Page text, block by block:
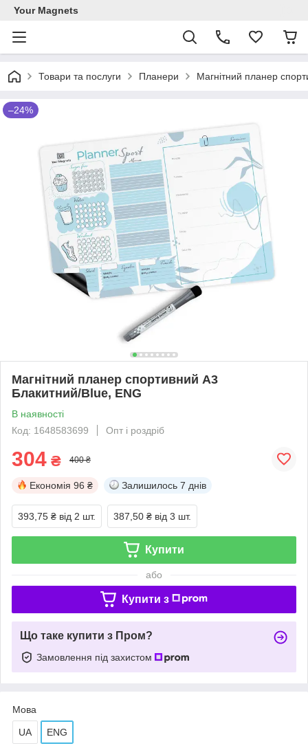
Your Magnets
Товари та послуги Планери Магнітний планер
–24%
Магнітний планер спортивний A3
Блакитний/Blue, ENG
В наявності
Код: 1648583699
Опт і роздріб
304 ₴ 400 ₴
Економія 96 ₴ Залишилось 7 днів
393,75 ₴ від 2 шт. 387,50 ₴ від 3 шт.
Купити
або
Купити з
Що таке купити з Пром?
Замовлення під захистом
Мова
UA ENG